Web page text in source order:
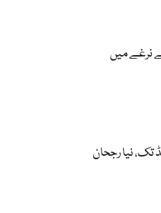
نرغے میں
نیا رجحان